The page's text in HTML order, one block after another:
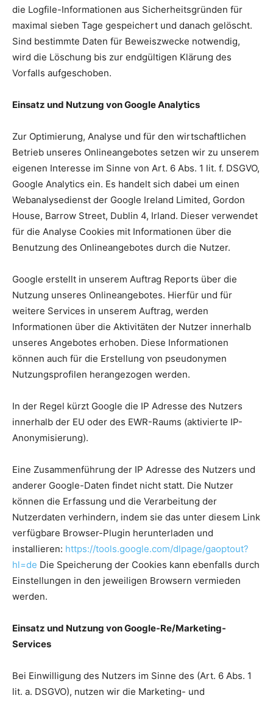
die Logfile-Informationen aus Sicherheitsgründen für
maximal sieben Tage gespeichert und danach gelöscht.
Sind bestimmte Daten für Beweiszwecke notwendig,
wird die Löschung bis zur endgültigen Klärung des
Vorfalls aufgeschoben.
Einsatz und Nutzung von Google Analytics
Zur Optimierung, Analyse und für den wirtschaftlichen
Betrieb unseres Onlineangebotes setzen wir zu unserem
eigenen Interesse im Sinne von Art. 6 Abs. 1 lit. f. DSGVO,
Google Analytics ein. Es handelt sich dabei um einen
Webanalysedienst der Google Ireland Limited, Gordon
House, Barrow Street, Dublin 4, Irland. Dieser verwendet
für die Analyse Cookies mit Informationen über die
Benutzung des Onlineangebotes durch die Nutzer.
Google erstellt in unserem Auftrag Reports über die
Nutzung unseres Onlineangebotes. Hierfür und für
weitere Services in unserem Auftrag, werden
Informationen über die Aktivitäten der Nutzer innerhalb
unseres Angebotes erhoben. Diese Informationen
können auch für die Erstellung von pseudonymen
Nutzungsprofilen herangezogen werden.
In der Regel kürzt Google die IP Adresse des Nutzers
innerhalb der EU oder des EWR-Raums (aktivierte IP-
Anonymisierung).
Eine Zusammenführung der IP Adresse des Nutzers und
anderer Google-Daten findet nicht statt. Die Nutzer
können die Erfassung und die Verarbeitung der
Nutzerdaten verhindern, indem sie das unter diesem Link
verfügbare Browser-Plugin herunterladen und
installieren: https://tools.google.com/dlpage/gaoptout?
hl=de Die Speicherung der Cookies kann ebenfalls durch
Einstellungen in den jeweiligen Browsern vermieden
werden.
Einsatz und Nutzung von Google-Re/Marketing-
Services
Bei Einwilligung des Nutzers im Sinne des (Art. 6 Abs. 1
lit. a. DSGVO), nutzen wir die Marketing- und